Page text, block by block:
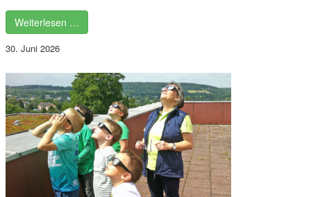
Weiterlesen …
30. Juni 2026